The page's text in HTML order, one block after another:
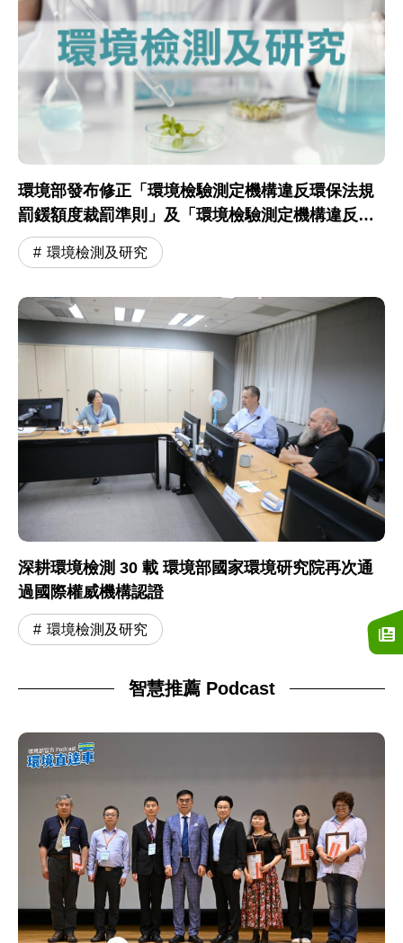
環境部發布修正「環境檢驗測定機構違反環保法規
罰鍰額度裁罰準則」及「環境檢驗測定機構違反環
保法規罰鍰額度裁罰基準」
環境檢測及研究
深耕環境檢測 30 載 環境部國家環境研究院再次通
過國際權威機構認證
環境檢測及研究
智慧推薦 Podcast